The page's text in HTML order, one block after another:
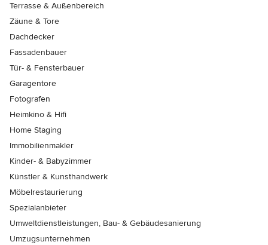
Terrasse & Außenbereich
Zäune & Tore
Dachdecker
Fassadenbauer
Tür- & Fensterbauer
Garagentore
Fotografen
Heimkino & Hifi
Home Staging
Immobilienmakler
Kinder- & Babyzimmer
Künstler & Kunsthandwerk
Möbelrestaurierung
Spezialanbieter
Umweltdienstleistungen, Bau- & Gebäudesanierung
Umzugsunternehmen